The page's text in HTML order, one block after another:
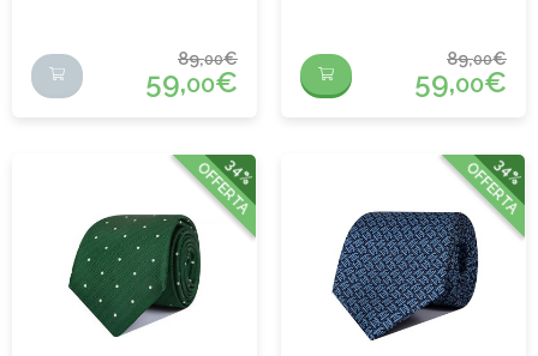
89,00€
59,00€
89,00€
59,00€
34%
OFFERTA 34%
OFFERTA